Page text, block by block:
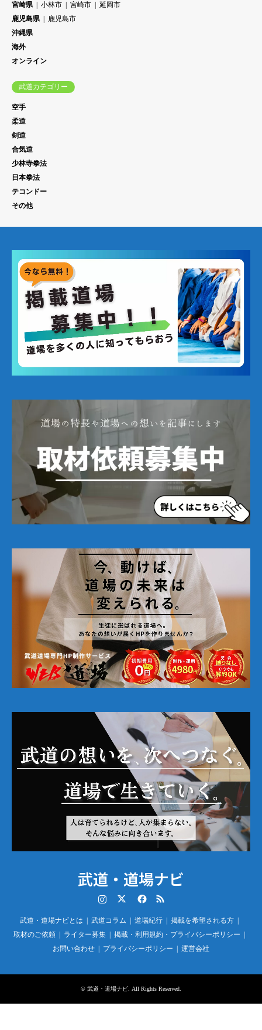
宮崎県
小林市 宮崎市
延岡市
鹿児島県
鹿児島市
沖縄県
海外
オンライン
武道カテゴリー
空手
柔道
剣道
合気道
少林寺拳法
日本拳法
テコンドー
その他
武道・道場ナビ
RSS
武道・道場ナビとは 武道コラム 道場紀行
掲載を希望される方
取材のご依頼
ライター募集
掲載・利用規約・プライバシーポリシー
お問い合わせ
プライバシーポリシー 運営会社
© 武道・道場ナビ. All Rights Reserved.